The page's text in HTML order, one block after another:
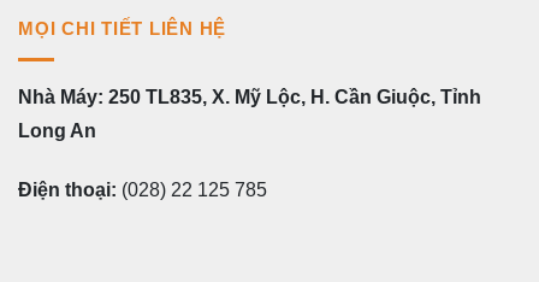
MỌI CHI TIẾT LIÊN HỆ
Nhà Máy: 250 TL835, X. Mỹ Lộc, H. Cần Giuộc, Tỉnh
Long An
Điện thoại: (028) 22 125 785